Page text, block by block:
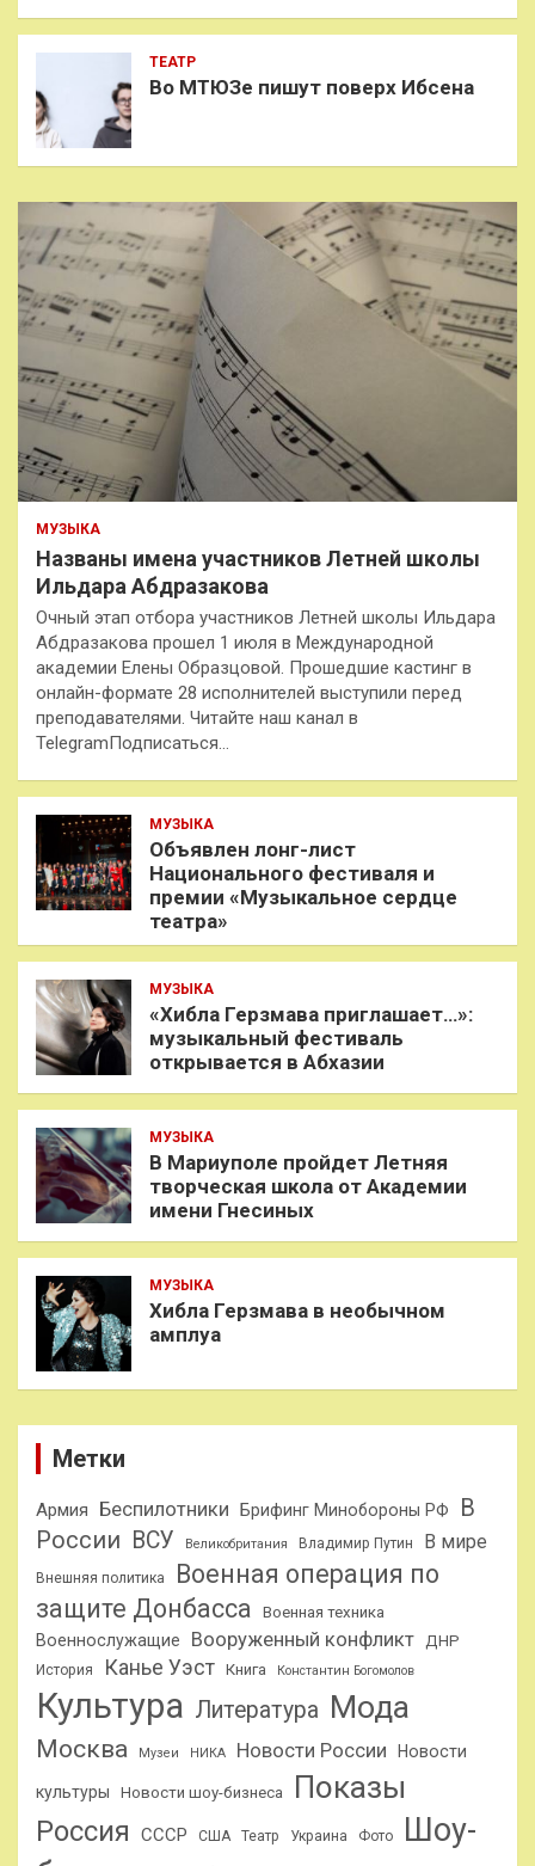
ТЕАТР
Во МТЮЗе пишут поверх Ибсена
МУЗЫКА
Названы имена участников Летней школы
Ильдара Абдразакова
Очный этап отбора участников Летней школы Ильдара
Абдразакова прошел 1 июля в Международной
академии Елены Образцовой. Прошедшие кастинг в
онлайн-формате 28 исполнителей выступили перед
преподавателями. Читайте наш канал в
TelegramПодписаться…
МУЗЫКА
Объявлен лонг-лист
Национального фестиваля и
премии «Музыкальное сердце
театра»
МУЗЫКА
«Хибла Герзмава приглашает…»:
музыкальный фестиваль
открывается в Абхазии
МУЗЫКА
В Мариуполе пройдет Летняя
творческая школа от Академии
имени Гнесиных
МУЗЫКА
Хибла Герзмава в необычном
амплуа
Метки
Армия Беспилотники Брифинг Минобороны РФ
В
России ВСУ Великобритания Владимир Путин В мире
Внешняя политика
Военная операция по
защите Донбасса
Военная техника
Военнослужащие Вооруженный конфликт ДНР
История Канье Уэст Книга Константин Богомолов
Культура Литература Мода
Москва Музеи НИКА Новости России Новости
культуры Новости шоу-бизнеса Показы
Россия СССР США Театр Украина Фото
Шоу-